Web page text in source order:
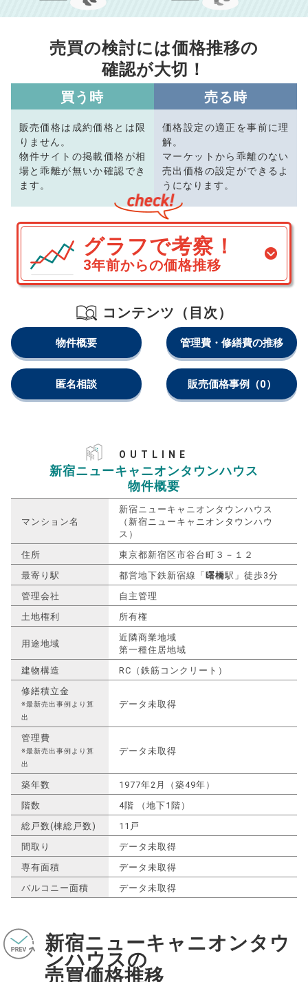
売買の検討には価格推移の
確認が大切！
買う時
販売価格は成約価格とは限
りません。
物件サイトの掲載価格が相
場と乖離が無いか確認でき
ます。
売る時
価格設定の適正を事前に理
解。
マーケットから乖離のない
売出価格の設定ができるよ
うになります。
グラフで考察！
3年前からの価格推移
コンテンツ（目次）
物件概要 管理費・修繕費の推移
匿名相談 販売価格事例 （0）
OUTLINE
新宿ニューキャニオンタウンハウス
物件概要
マンション名
新宿ニューキャニオンタウンハウス
（新宿ニューキャニオンタウンハウ
ス）
住所
東京都新宿区市谷台町３－１２
最寄り駅
都営地下鉄新宿線「曙橋駅」徒歩3分
管理会社
自主管理
土地権利
所有権
用途地域
近隣商業地域
第一種住居地域
建物構造
RC（鉄筋コンクリート）
修繕積立金
※最新売出事例より算
出
データ未取得
管理費
※最新売出事例より算
出
データ未取得
築年数
1977年2月（築49年）
階数
4階 （地下1階）
総戸数(棟総戸数)
11戸
間取り
データ未取得
専有面積
データ未取得
バルコニー面積
データ未取得
新宿ニューキャニオンタウ
ンハウスの
売買価格推移